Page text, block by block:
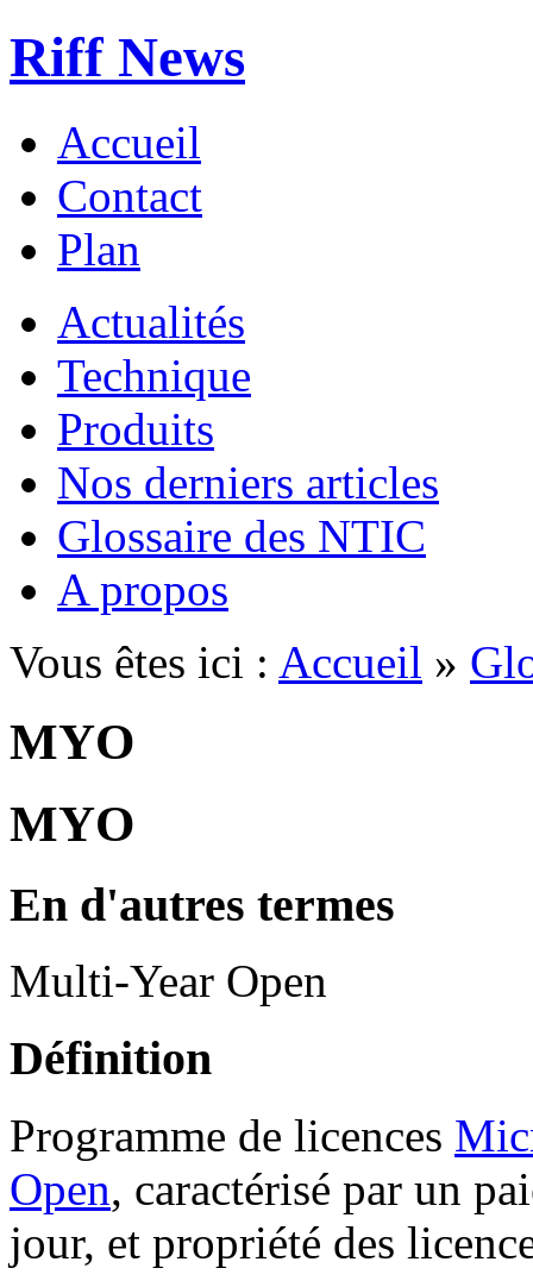
Riff News
Accueil
Contact
Plan
Actualités
Technique
Produits
Nos derniers articles
Glossaire des NTIC
A propos
Vous êtes ici : Accueil »
MYO
MYO
En d'autres termes
Multi-Year Open
Définition
Programme de licences
Open, caractérisé par un
jour, et propriété des